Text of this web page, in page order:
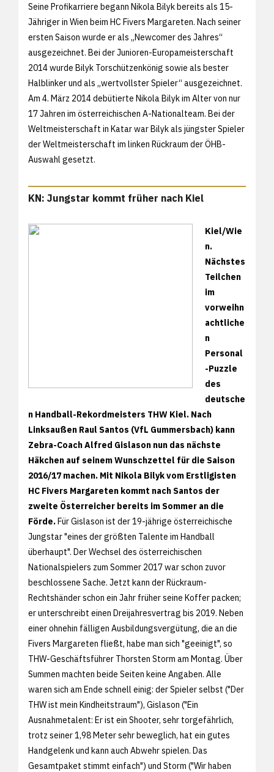
Seine Profikarriere begann Nikola Bilyk bereits als 15-
Jähriger in Wien beim HC Fivers Margareten. Nach seiner
ersten Saison wurde er als „Newcomer des Jahres“
ausgezeichnet. Bei der Junioren-Europameisterschaft
2014 wurde Bilyk Torschützenkönig sowie als bester
Halblinker und als „wertvollster Spieler“ ausgezeichnet.
Am 4. März 2014 debütierte Nikola Bilyk im Alter von nur
17 Jahren im österreichischen A-Nationalteam. Bei der
Weltmeisterschaft in Katar war Bilyk als jüngster Spieler
der Weltmeisterschaft im linken Rückraum der ÖHB-
Auswahl gesetzt.
KN: Jungstar kommt früher nach Kiel
Kiel/Wie
n.
Nächstes
Teilchen
im
vorweihn
achtliche
n
Personal
-Puzzle
des
deutsche
n Handball-Rekordmeisters THW Kiel. Nach
Linksaußen Raul Santos (VfL Gummersbach) kann
Zebra-Coach Alfred Gislason nun das nächste
Häkchen auf seinem Wunschzettel für die Saison
2016/17 machen. Mit Nikola Bilyk vom Erstligisten
HC Fivers Margareten kommt nach Santos der
zweite Österreicher bereits im Sommer an die
Förde.Für Gislason ist der 19-jährige österreichische
Jungstar "eines der größten Talente im Handball
überhaupt". Der Wechsel des österreichischen
Nationalspielers zum Sommer 2017 war schon zuvor
beschlossene Sache. Jetzt kann der Rückraum-
Rechtshänder schon ein Jahr früher seine Koffer packen;
er unterschreibt einen Dreijahresvertrag bis 2019. Neben
einer ohnehin fälligen Ausbildungsvergütung, die an die
Fivers Margareten fließt, habe man sich "geeinigt", so
THW-Geschäftsführer Thorsten Storm am Montag. Über
Summen machten beide Seiten keine Angaben. Alle
waren sich am Ende schnell einig: der Spieler selbst ("Der
THW ist mein Kindheitstraum"), Gislason ("Ein
Ausnahmetalent: Er ist ein Shooter, sehr torgefährlich,
trotz seiner 1,98 Meter sehr beweglich, hat ein gutes
Handgelenk und kann auch Abwehr spielen. Das
Gesamtpaket stimmt einfach") und Storm ("Wir haben